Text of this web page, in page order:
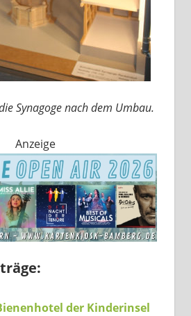
Synagoge nach dem Umbau.
Anzeige
der Kinderinsel